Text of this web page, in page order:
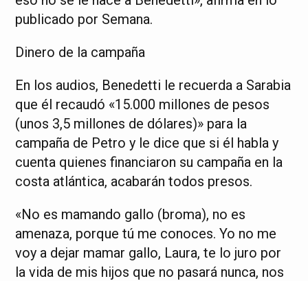
publicado por Semana.
Dinero de la campaña
En los audios, Benedetti le recuerda a Sarabia
que él recaudó «15.000 millones de pesos
(unos 3,5 millones de dólares)» para la
campaña de Petro y le dice que si él habla y
cuenta quienes financiaron su campaña en la
costa atlántica, acabarán todos presos.
«No es mamando gallo (broma), no es
amenaza, porque tú me conoces. Yo no me
voy a dejar mamar gallo, Laura, te lo juro por
la vida de mis hijos que no pasará nunca, nos